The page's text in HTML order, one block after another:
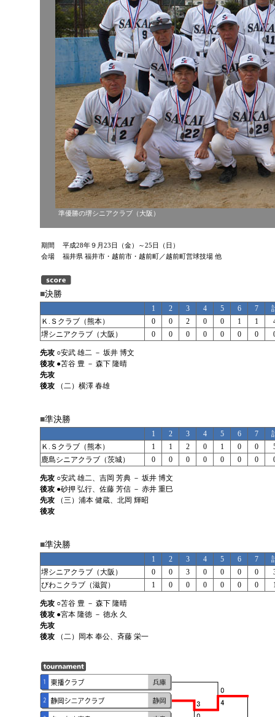
準優勝の堺シニアクラブ（大阪）
期間
平成28年９月23日（金）～25日（日）
会場
福井県 福井市・越前市・越前町／越前町営球技場 他
■決勝
1 2 3 4 5 6 7
Ｋ.Ｓクラブ（熊本）
0 0 2 0 0 1 1
堺シニアクラブ（大阪）
0 0 0 0 0 0 0
先攻 ○安武 雄二 － 坂井 博文
後攻 ●苫谷 豊 － 森下 隆晴
先攻
後攻
（二）横澤 春雄
■準決勝
1 2 3 4 5 6 7
Ｋ.Ｓクラブ（熊本）
1 1 2 0 1 0 0
鹿島シニアクラブ（茨城）
0 0 0 0 0 0 0
先攻 ○安武 雄二、吉岡 芳典 － 坂井 博文
後攻 ●砂押 弘行、佐藤 芳信 － 赤井 重巳
先攻
（三）浦本 健蔵、北岡 輝昭
後攻
■準決勝
1 2 3 4 5 6 7
堺シニアクラブ（大阪）
0 0 3 0 0 0 0
びわこクラブ（滋賀）
1 0 0 0 0 0 0
先攻 ○苫谷 豊 － 森下 隆晴
後攻 ●宮本 隆徳 － 徳永 久
先攻
後攻
（二）岡本 奉公、斉藤 栄一